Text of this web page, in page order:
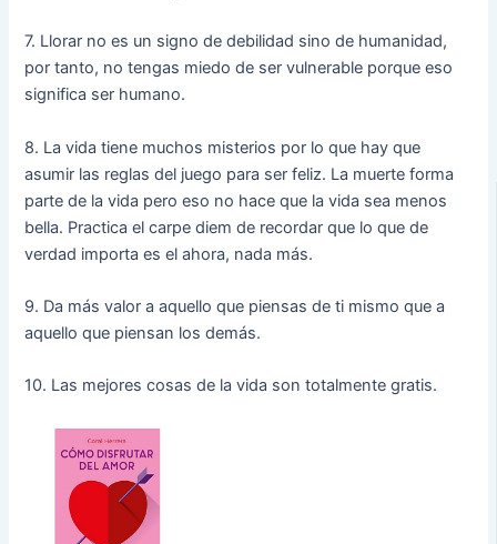
7. Llorar no es un signo de debilidad sino de humanidad,
por tanto, no tengas miedo de ser vulnerable porque eso
significa ser humano.
8. La vida tiene muchos misterios por lo que hay que
asumir las reglas del juego para ser feliz. La muerte forma
parte de la vida pero eso no hace que la vida sea menos
bella. Practica el carpe diem de recordar que lo que de
verdad importa es el ahora, nada más.
9. Da más valor a aquello que piensas de ti mismo que a
aquello que piensan los demás.
10. Las mejores cosas de la vida son totalmente gratis.